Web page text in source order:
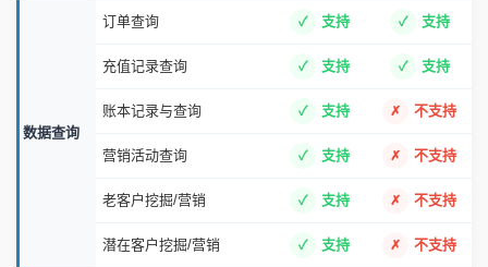
数据查询
订单查询 支持 支持
充值记录查询 支持 支持
账本记录与查询 支持 不支持
营销活动查询 支持 不支持
老客户挖掘/营销 支持 不支持
潜在客户挖掘/营销 支持 不支持